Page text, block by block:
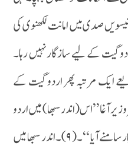
صدی میں امانت لکھنوی کی
گیت کے لیے سازگار نہیں رہا۔
ایک مرتبہ پھر اردو گیت کے
آغا ’’ اس (اندر سبھا) میں اردو
گیت اپنے بھر پور انداز میں غالبا پہلی بار سامنے آیا ‘‘۔( ۹)۔ اندر سبھا میں